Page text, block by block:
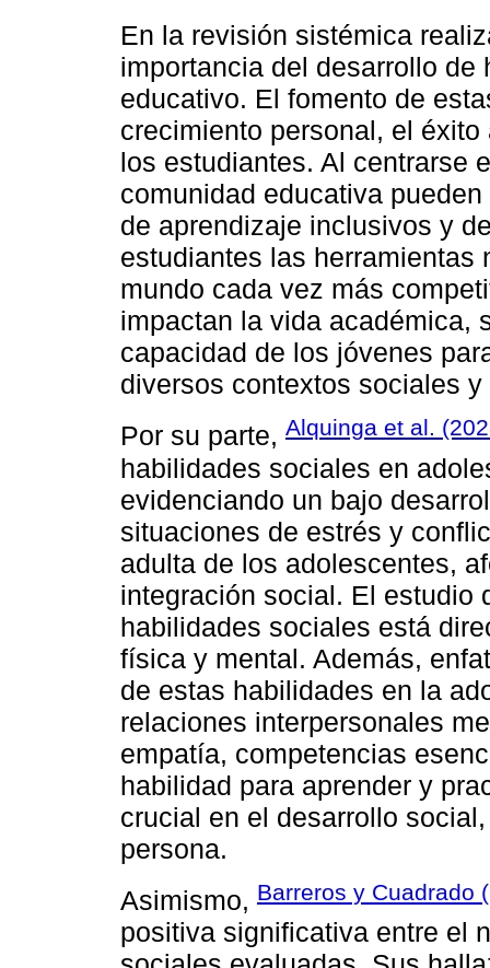
En la revisión sistémica
importancia del desarrollo
educativo. El fomento de
crecimiento personal, el
los estudiantes. Al centrarse
comunidad educativa
de aprendizaje inclusivos y
estudiantes las herramientas
mundo cada vez más
impactan la vida académica,
capacidad de los jóvenes
diversos contextos sociales
Por su parte, Alquinga et al.
habilidades sociales en
evidenciando un bajo
situaciones de estrés y
adulta de los adolescentes,
integración social. El estudio
habilidades sociales está
física y mental. Además,
de estas habilidades en la
relaciones interpersonales
empatía, competencias
habilidad para aprender y
crucial en el desarrollo
persona.
Asimismo, Barreros y Cuadrado
positiva significativa entre el